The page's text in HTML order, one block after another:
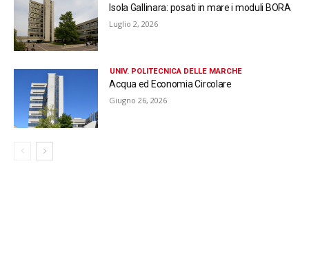
Isola Gallinara: posati in mare i moduli BORA
Luglio 2, 2026
UNIV. POLITECNICA DELLE MARCHE
Acqua ed Economia Circolare
Giugno 26, 2026